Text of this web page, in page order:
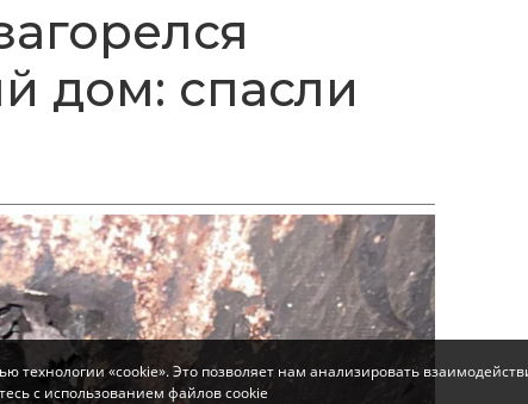
дом: спасли
технологии «cookie». Это позволяет нам анализировать
с использованием файлов cookie